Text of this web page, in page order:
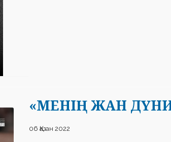
«МЕНІҢ ЖАН
06 Қазан 2022